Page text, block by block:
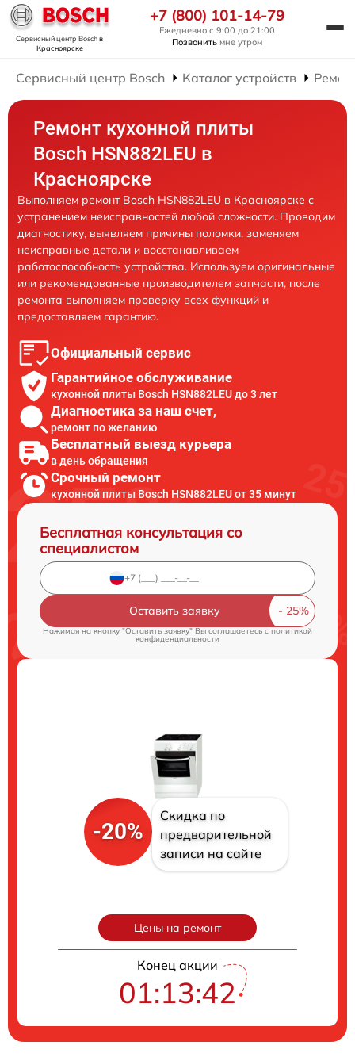
Сервисный центр Boschв
Красноярске
+7 (800) 101-14-79
Ежедневно с 9:00 до 21:00
Позвонить мне утром
Сервисный центр Bosch Каталог устройств
Ремонт кухонной плиты
Bosch HSN882LEU в
Красноярске
Выполняем ремонт Bosch HSN882LEU в Красноярске с
устранением неисправностей любой сложности. Проводим
диагностику, выявляем причины поломки, заменяем
неисправные детали и восстанавливаем
работоспособность устройства. Используем оригинальные
или рекомендованные производителем запчасти, после
ремонта выполняем проверку всех функций и
предоставляем гарантию.
Официальный сервис
Гарантийное обслуживание
кухонной плиты Bosch HSN882LEU до 3 лет
Диагностика за наш счет,
ремонт по желанию
Бесплатный выезд курьера
в день обращения
Срочный ремонт
кухонной плиты Bosch HSN882LEU от 35 минут
Бесплатная консультация со
специалистом
Оставить заявку
Нажимая на кнопку "Оставить заявку" Вы соглашаетесь cполитикой
конфиденциальности
-20%
Скидка по
предварительной
записи на сайте
Цены на ремонт
Конец акции
01:13:41